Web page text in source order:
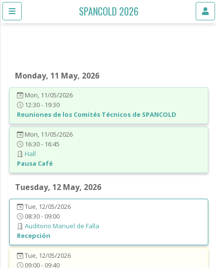
SPANCOLD 2026
Monday, 11 May, 2026
Mon, 11/05/2026
12:30 - 19:30
Reuniones de los Comités Técnicos de SPANCOLD
Mon, 11/05/2026
16:30 - 16:45
Hall
Pausa Café
Tuesday, 12 May, 2026
Tue, 12/05/2026
08:30 - 09:00
Auditorio Manuel de Falla
Recepción
Tue, 12/05/2026
09:00 - 09:40